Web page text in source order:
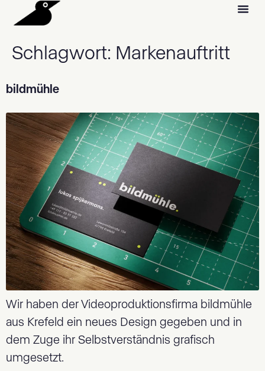
Schlagwort: Markenauftritt
bildmühle
Wir haben der Videoproduktionsfirma bildmühle
aus Krefeld ein neues Design gegeben und in
dem Zuge ihr Selbstverständnis grafisch
umgesetzt.